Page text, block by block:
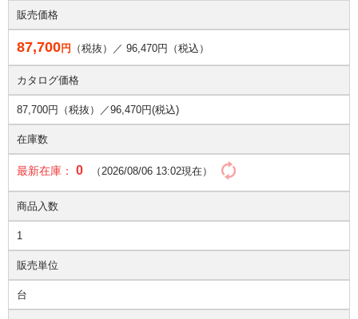
販売価格
87,700円 （税抜）／ 96,470円（税込）
カタログ価格
87,700円（税抜）／96,470円(税込)
在庫数
最新在庫： 0 （2026/08/06 13:02現在）
商品入数
1
販売単位
台